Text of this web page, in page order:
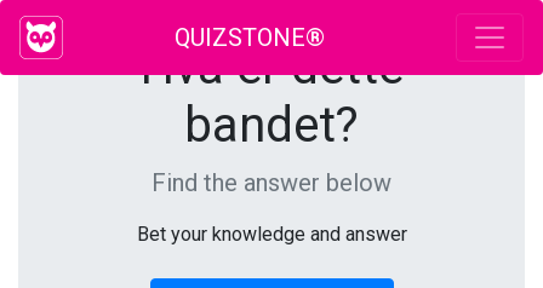
QUIZSTONE®
Hva er dette
bandet?
Find the answer below
Bet your knowledge and answer